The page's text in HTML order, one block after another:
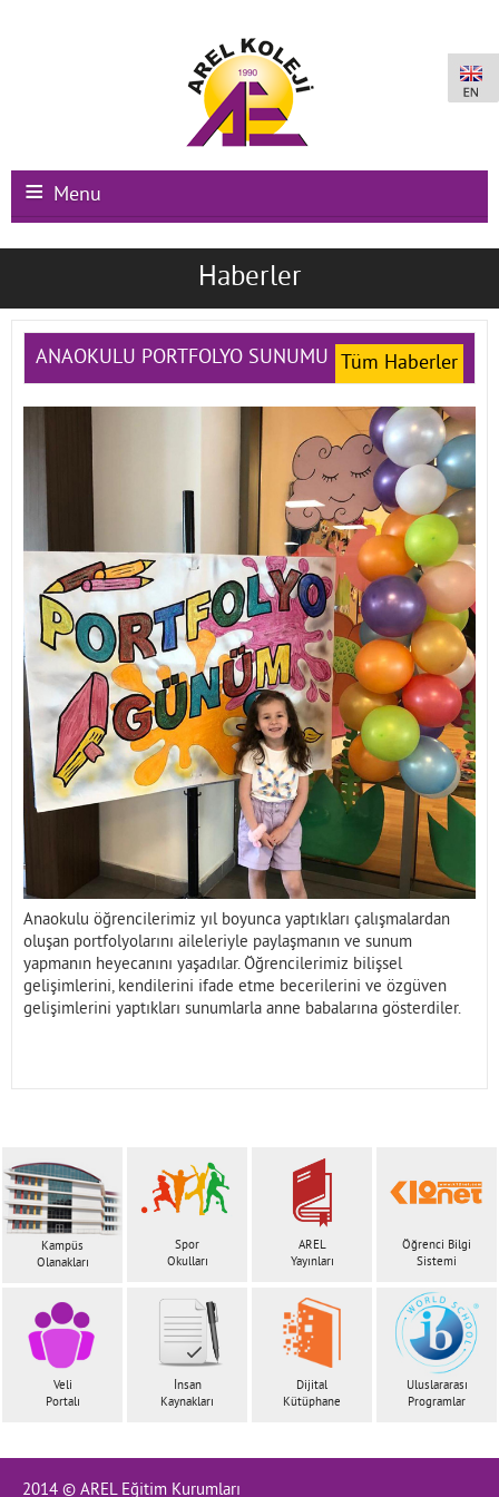
Menu
Ana Sayfa
Okullarımız
Kayıt-Kabul
İletişim
Haberler
ANAOKULU PORTFOLYO SUNUMU Tüm Haberler
Anaokulu öğrencilerimiz yıl boyunca yaptıkları çalışmalardan
oluşan portfolyolarını aileleriyle paylaşmanın ve sunum
yapmanın heyecanını yaşadılar. Öğrencilerimiz bilişsel
gelişimlerini, kendilerini ifade etme becerilerini ve özgüven
gelişimlerini yaptıkları sunumlarla anne babalarına gösterdiler.
Kampüs
Olanakları
Spor
Okulları
AREL
Yayınları
Öğrenci Bilgi
Sistemi
Veli
Portalı
İnsan
Kaynakları
Dijital
Kütüphane
Uluslararası
Programlar
2014 © AREL Eğitim Kurumları